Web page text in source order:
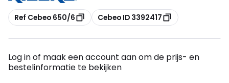
Kopiëren
Ref Cebeo 650/6 Kopiëren
Cebeo ID 3392417
Log in of maak een account aan om de prijs- en
bestelinformatie te bekijken